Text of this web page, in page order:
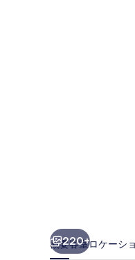
220+
概要客室ロケーシ